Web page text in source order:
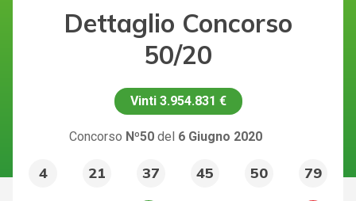
Dettaglio Concorso
50/20
Vinti 3.954.831 €
Concorso Nº50del 6 Giugno 2020
4 21 37 45 50 79